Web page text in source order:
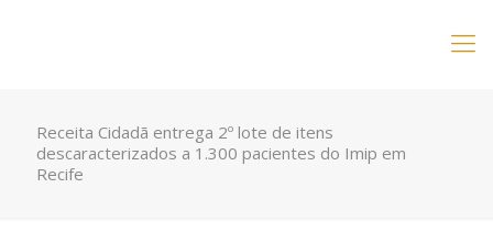
Receita Cidadã entrega 2º lote de itens
descaracterizados a 1.300 pacientes do Imip em
Recife